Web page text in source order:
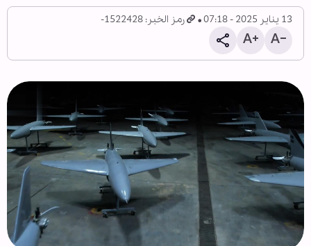
13 يناير 2025 - 07:18 رمز الخبر: 1522428-